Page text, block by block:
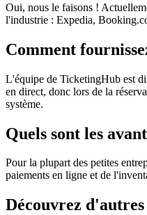
Oui, nous le faisons !
l'industrie : Expedia,
Comment
L'équipe de TicketingHub est
en direct, donc lors de la
système.
Quels sont les
Pour la plupart des petites
paiements en ligne et de
Découvrez d'autres